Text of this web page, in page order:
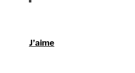
J’aime